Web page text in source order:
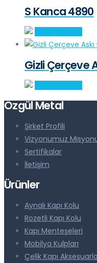
S Kanca 4890
Gizli Çerçeve
Özgül Metal
Şirket Profili
Vizyonumuz
Sertifikalar
İletişim
Ürünler
Aynalı Kapı Kolu
Rozetli Kapı Kolu
Kapı Menteşeleri
Mobilya Kulpları
Çelik Kapı